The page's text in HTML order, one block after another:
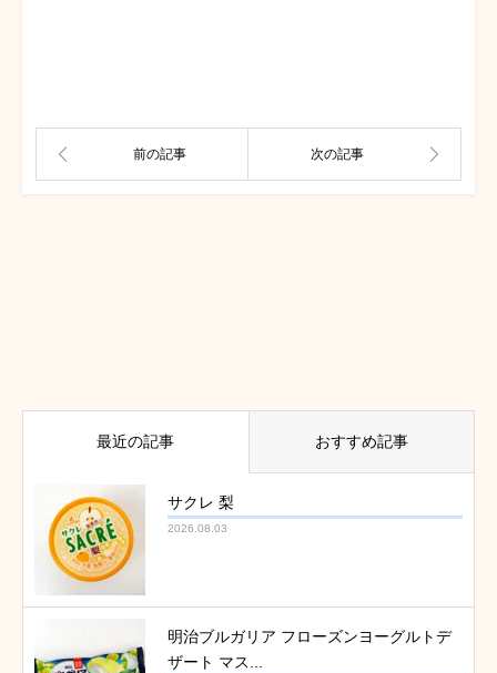
最近の記事 おすすめ記事
サクレ 梨
2026.08.03
明治ブルガリア フローズンヨーグルトデ
ザート マス...